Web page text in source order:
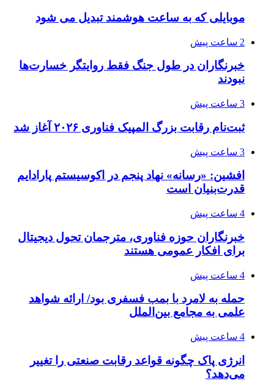
موبایلی که به ساعت هوشمند تبدیل می شود
2 ساعت پیش
خبرنگاران در طول جنگ فقط روایتگر خسارت‌ها
نبودند
3 ساعت پیش
ثبت‌نام رقابت بزرگ المپیک فناوری ۲۰۲۶ آغاز شد
3 ساعت پیش
افشین: «رسانه» نهاد پنجم در اکوسیستم پارادایم
قدرت‌بنیان است
4 ساعت پیش
خبرنگاران حوزه فناوری، مترجمان تحول دیجیتال
برای افکار عمومی هستند
4 ساعت پیش
حمله به لامرد با بمب فسفری بود/ ارائه شواهد
علمی به مجامع بین‌الملل
4 ساعت پیش
انرژی پاک چگونه قواعد رقابت صنعتی را تغییر
می‌دهد؟